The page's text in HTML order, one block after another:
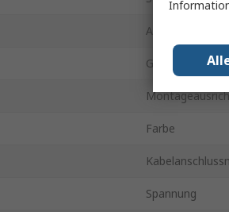
Anzahl der
Farbe
Spannung